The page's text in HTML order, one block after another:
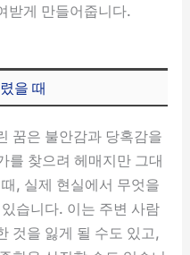
받게 만들어줍니다.
을 때
꿈은 불안감과 당혹감을
를 찾으려 헤매지만 그대
, 실제 현실에서 무엇을
습니다. 이는 주변 사람
것을 잃게 될 수도 있고,